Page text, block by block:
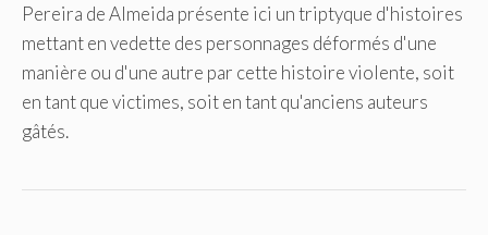
Pereira de Almeida présente ici un triptyque d'histoires
mettant en vedette des personnages déformés d'une
manière ou d'une autre par cette histoire violente, soit
en tant que victimes, soit en tant qu'anciens auteurs
gâtés.